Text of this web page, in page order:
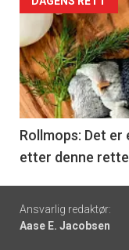
akkurat
nå
-
6
Rollmops: Det
etter denne
Footer
-
Ansvarlig redaktør:
Aase E. Jacobsen